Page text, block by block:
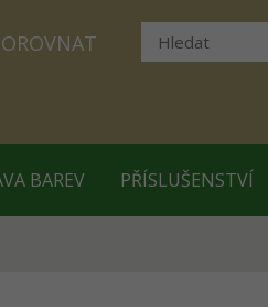
BAREV PŘÍSLUŠENSTVÍ